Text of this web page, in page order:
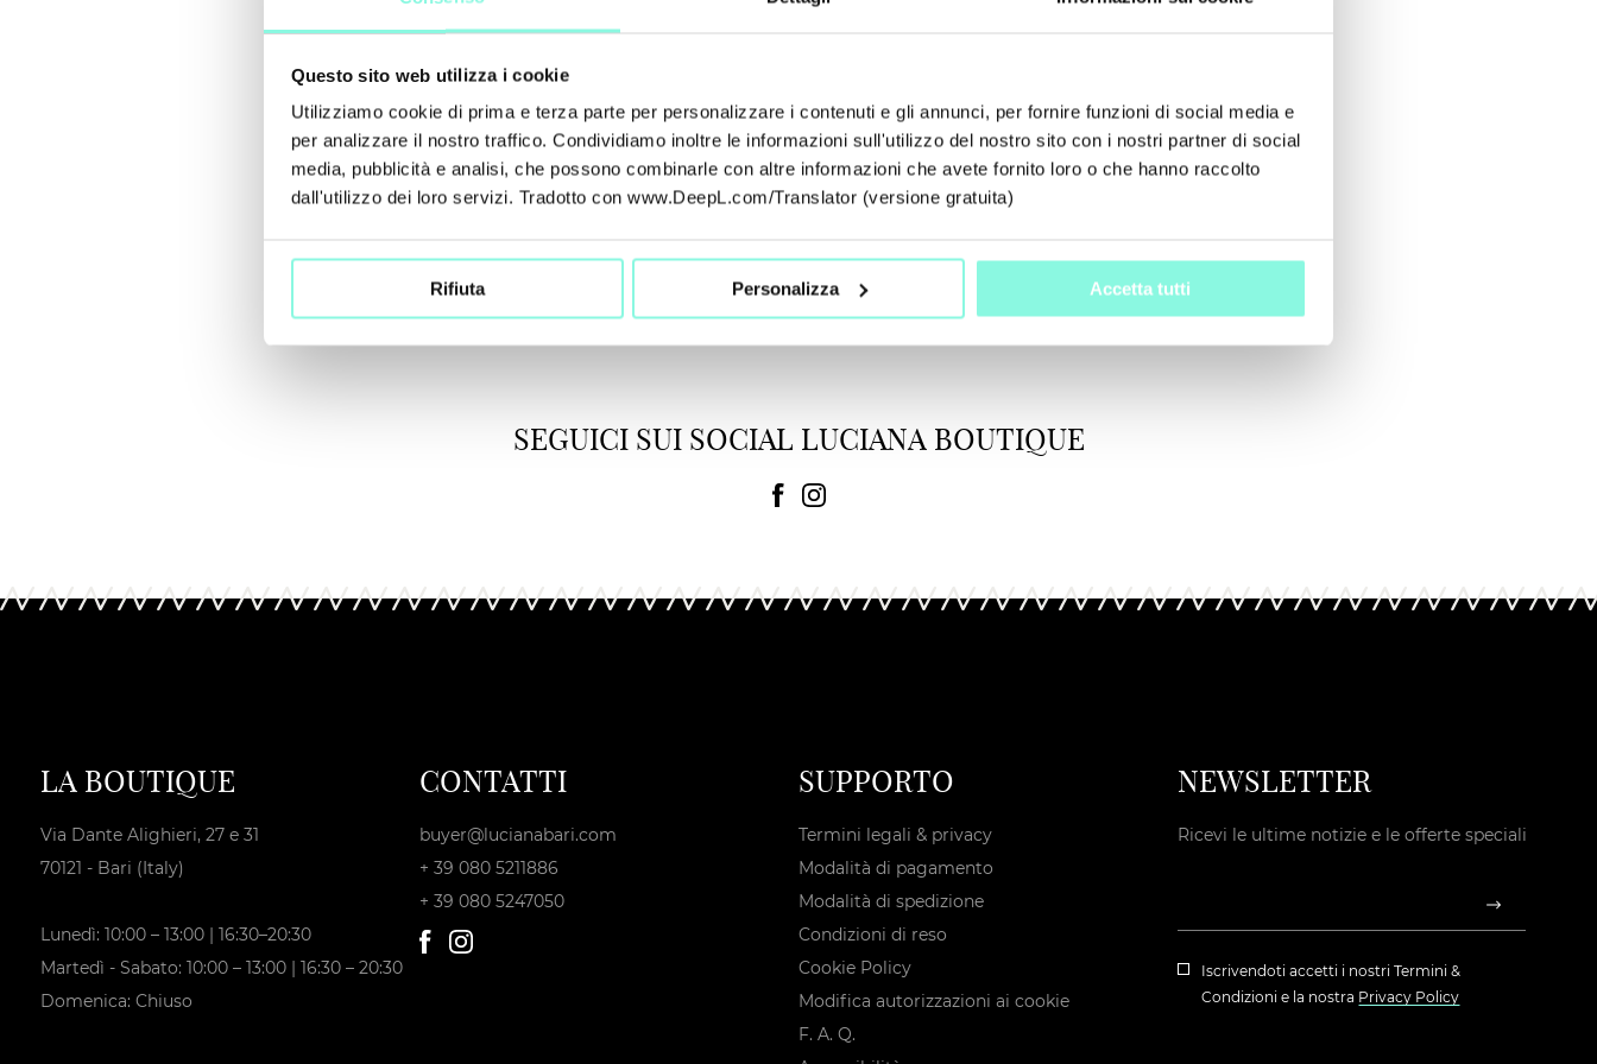
Questo sito web utilizza i cookie
Utilizziamo cookie di prima e terza parte per personalizzare i contenuti e gli annunci, per fornire funzioni di social media e
per analizzare il nostro traffico. Condividiamo inoltre le informazioni sull'utilizzo del nostro sito con i nostri partner di social
media, pubblicità e analisi, che possono combinarle con altre informazioni che avete fornito loro o che hanno raccolto
dall'utilizzo dei loro servizi. Tradotto con www.DeepL.com/Translator (versione gratuita)
Rifiuta Personalizza Accetta tutti
SEGUICI SUI SOCIAL LUCIANA BOUTIQUE
LA BOUTIQUE
Via Dante Alighieri, 27 e 31
70121 - Bari (Italy)
Lunedì: 10:00 – 13:00 | 16:30–20:30
Martedì - Sabato: 10:00 – 13:00 | 16:30 – 20:30
Domenica: Chiuso
CONTATTI
buyer@lucianabari.com
+ 39 080 5211886
+ 39 080 5247050
SUPPORTO
Termini legali & privacy
Modalità di pagamento
Modalità di spedizione
Condizioni di reso
Cookie Policy
Modifica autorizzazioni ai cookie
F. A. Q.
NEWSLETTER
Ricevi le ultime notizie e le offerte speciali
Iscrivendoti accetti i nostriTermini &
Condizioni e la nostra Privacy Policy